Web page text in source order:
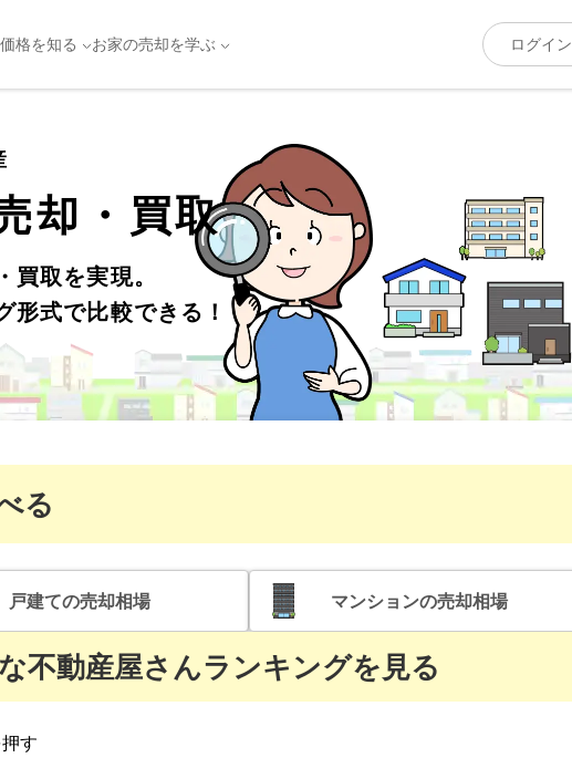
格を知る お家の売却を学ぶ ログイン
却・買取
取を実現。
形式で比較できる！
る
戸建ての売却相場 マンションの売却相場
不動産屋さんランキングを見る
す